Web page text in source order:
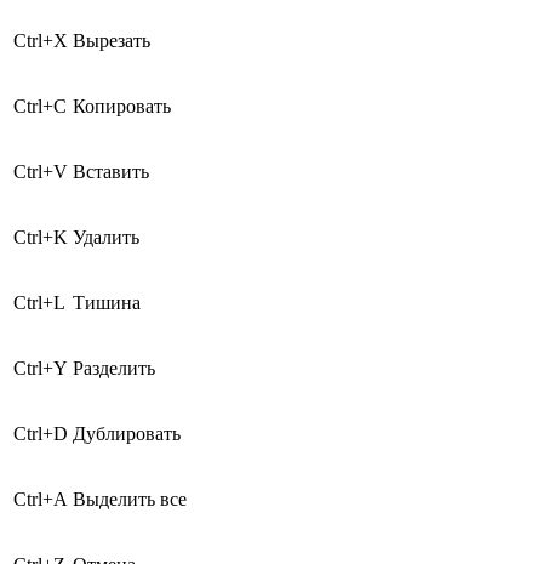
Ctrl+X Вырезать
Ctrl+C Копировать
Ctrl+V Вставить
Ctrl+K Удалить
Ctrl+L Тишина
Ctrl+Y Разделить
Ctrl+D Дублировать
Ctrl+A Выделить все